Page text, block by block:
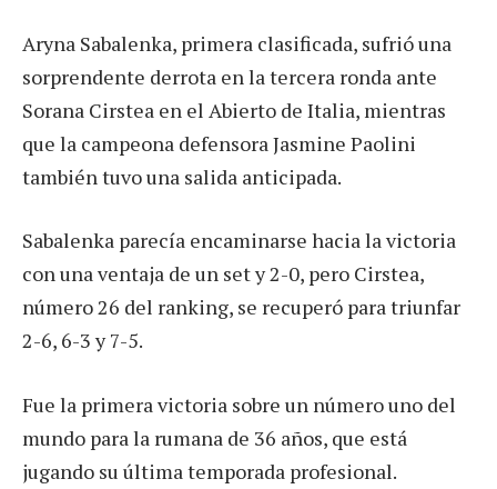
Aryna Sabalenka, primera clasificada, sufrió una
sorprendente derrota en la tercera ronda ante
Sorana Cirstea en el Abierto de Italia, mientras
que la campeona defensora Jasmine Paolini
también tuvo una salida anticipada.
Sabalenka parecía encaminarse hacia la victoria
con una ventaja de un set y 2-0, pero Cirstea,
número 26 del ranking, se recuperó para triunfar
2-6, 6-3 y 7-5.
Fue la primera victoria sobre un número uno del
mundo para la rumana de 36 años, que está
jugando su última temporada profesional.